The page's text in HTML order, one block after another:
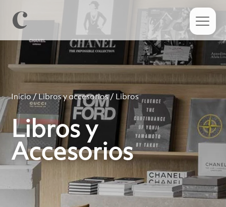
Inicio/Libros y accesorios/ Libros
Libros y
Accesorios